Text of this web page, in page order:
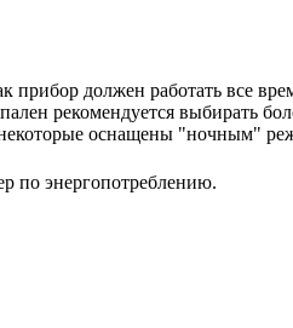
должен работать все
рекомендуется выбирать
оснащены "ночным"
по энергопотреблению.